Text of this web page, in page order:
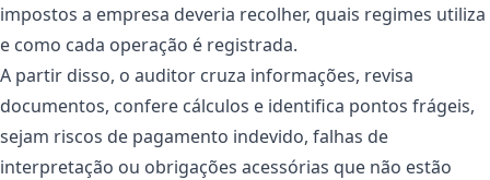
impostos a empresa deveria recolher, quais regimes utiliza
e como cada operação é registrada.
A partir disso, o auditor cruza informações, revisa
documentos, confere cálculos e identifica pontos frágeis,
sejam riscos de pagamento indevido, falhas de
interpretação ou obrigações acessórias que não estão